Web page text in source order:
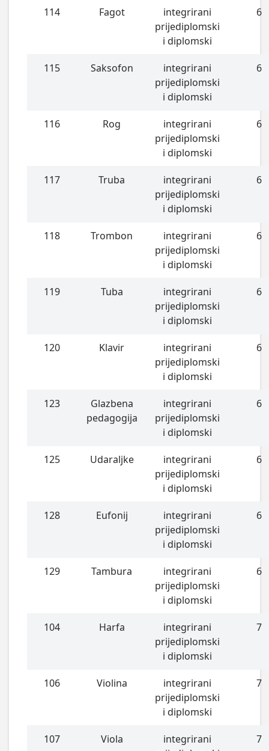
114 Fagot
integrirani
prijediplomski
i diplomski
6
115 Saksofon
integrirani
prijediplomski
i diplomski
6
116 Rog
integrirani
prijediplomski
i diplomski
6
117 Truba
integrirani
prijediplomski
i diplomski
6
118 Trombon
integrirani
prijediplomski
i diplomski
6
119 Tuba
integrirani
prijediplomski
i diplomski
6
120 Klavir
integrirani
prijediplomski
i diplomski
6
123
Glazbena
pedagogija
integrirani
prijediplomski
i diplomski
6
125 Udaraljke
integrirani
prijediplomski
i diplomski
6
128 Eufonij
integrirani
prijediplomski
i diplomski
6
129 Tambura
integrirani
prijediplomski
i diplomski
6
104 Harfa
integrirani
prijediplomski
i diplomski
7
106 Violina
integrirani
prijediplomski
i diplomski
7
107 Viola
integrirani
7